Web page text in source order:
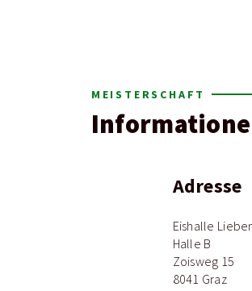
MEISTERSCHAFT
Adresse
Eishalle
Halle B
Zoisweg 15
8041 Graz